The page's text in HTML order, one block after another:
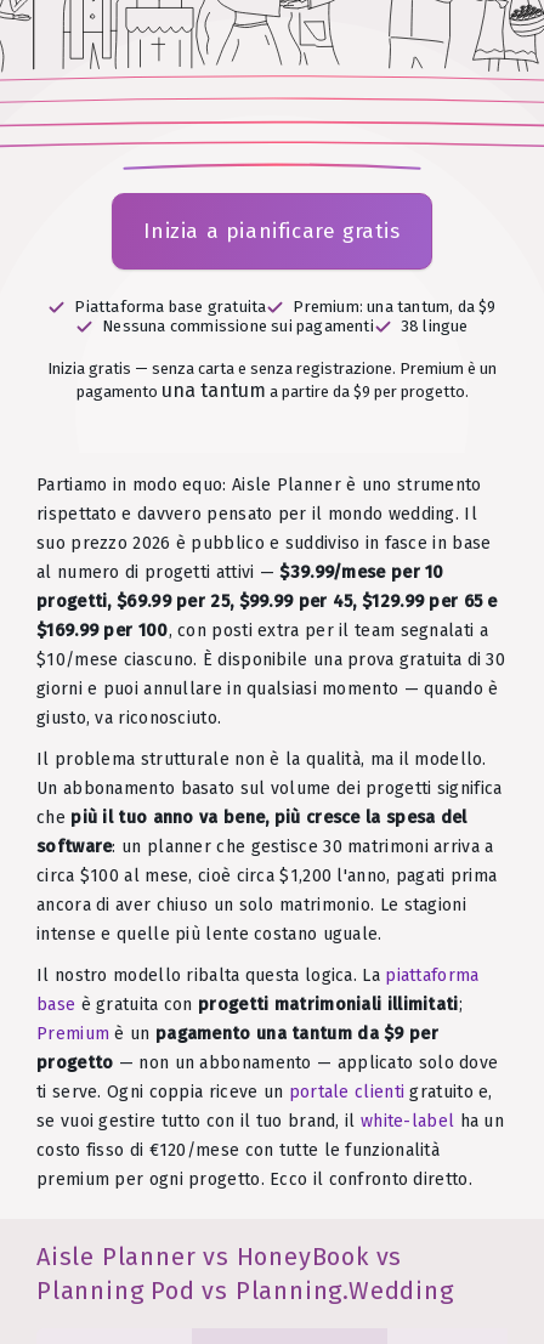
Inizia a pianificare gratis
Piattaforma base gratuita
Premium: una tantum, da $9
Nessuna commissione sui pagamenti
38 lingue
Inizia gratis — senza carta e senza registrazione. Premium è un
pagamento una tantum a partire da $9 per progetto.
Partiamo in modo equo: Aisle Planner è uno strumento
rispettato e davvero pensato per il mondo wedding. Il
suo prezzo 2026 è pubblico e suddiviso in fasce in base
al numero di progetti attivi —$39.99/mese per 10
progetti, $69.99 per 25, $99.99 per 45, $129.99 per 65 e
$169.99 per 100, con posti extra per il team segnalati a
$10/mese ciascuno. È disponibile una prova gratuita di 30
giorni e puoi annullare in qualsiasi momento — quando è
giusto, va riconosciuto.
Il problema strutturale non è la qualità, ma il modello.
Un abbonamento basato sul volume dei progetti significa
che più il tuo anno va bene, più cresce la spesa del
software: un planner che gestisce 30 matrimoni arriva a
circa $100 al mese, cioè circa $1,200 l'anno, pagati prima
ancora di aver chiuso un solo matrimonio. Le stagioni
intense e quelle più lente costano uguale.
Il nostro modello ribalta questa logica. La piattaforma
base è gratuita con progetti matrimoniali illimitati;
Premium è un pagamento una tantum da $9 per
progetto — non un abbonamento — applicato solo dove
ti serve. Ogni coppia riceve un portale clienti gratuito e,
se vuoi gestire tutto con il tuo brand, il white-label ha un
costo fisso di €120/mese con tutte le funzionalità
premium per ogni progetto. Ecco il confronto diretto.
Aisle Planner vs HoneyBook vs
Planning Pod vs Planning.Wedding